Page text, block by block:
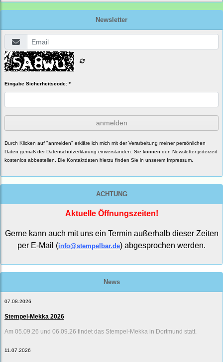
Newsletter
Eingabe Sicherheitscode: *
anmelden
Durch Klicken auf "anmelden" erkläre ich mich mit der Verarbeitung meiner persönlichen
Daten gemäß derDatenschutzerklärung einverstanden. Sie können den Newsletter jederzeit
kostenlos abbestellen. Die Kontaktdaten hierzu finden Sie in unserem Impressum.
ACHTUNG
Aktuelle Öffnungszeiten!
Gerne kann auch mit uns ein Termin außerhalb dieser Zeiten
per E-Mail (info@stempelbar.de) abgesprochen werden.
News
07.08.2026
Stempel-Mekka 2026
Am 05.09.26 und 06.09.26 findet das Stempel-Mekka in Dortmund statt.
11.07.2026